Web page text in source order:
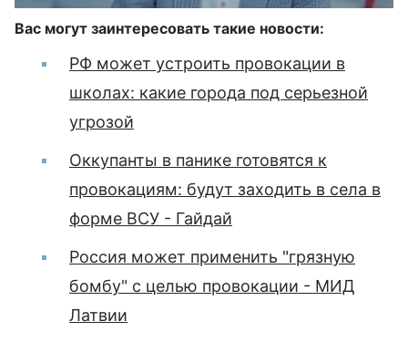
Вас могут заинтересовать такие новости:
РФ может устроить провокации в
школах: какие города под серьезной
угрозой
Оккупанты в панике готовятся к
провокациям: будут заходить в села в
форме ВСУ - Гайдай
Россия может применить "грязную
бомбу" с целью провокации - МИД
Латвии